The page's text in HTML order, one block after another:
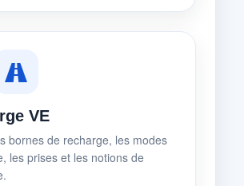
VE
bornes de recharge, les modes
les prises et les notions de